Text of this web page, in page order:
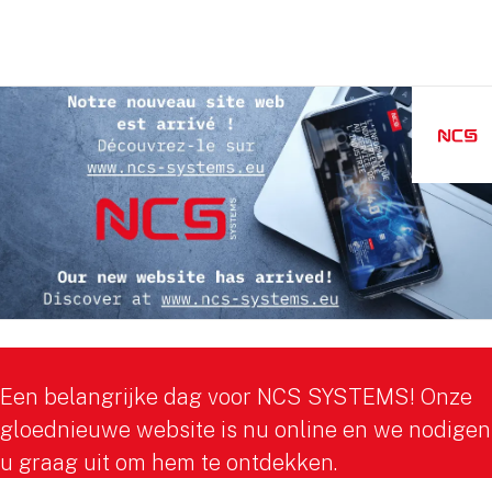
Een belangrijke dag voor NCS SYSTEMS! Onze
gloednieuwe website is nu online en we nodigen
u graag uit om hem te ontdekken.